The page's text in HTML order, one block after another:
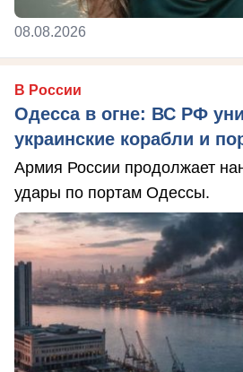
08.08.2026
В России
Одесса в огне: ВС РФ
украинские корабли и
Армия России продолжает
удары по портам Одессы.